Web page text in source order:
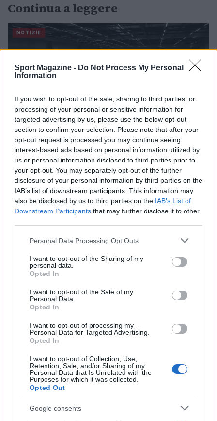
Sport Magazine - Do Not Process My Personal
Information
If you wish to opt-out of the sale, sharing to third parties, or
processing of your personal or sensitive information for
targeted advertising by us, please use the below opt-out
section to confirm your selection. Please note that after your
opt-out request is processed you may continue seeing
interest-based ads based on personal information utilized by
us or personal information disclosed to third parties prior to
your opt-out. You may separately opt-out of the further
disclosure of your personal information by third parties on the
IAB’s list of downstream participants. This information may
also be disclosed by us to third parties on the IAB’s List of
Downstream Participants that may further disclose it to other
Please note that this website/app uses one or more Google
not limited to your visit or usage behaviour. You may click to
grant or deny consent to Google and its third-party tags to
use your data for below specified purposes in below Google
consent section.
Personal Data Processing Opt Outs
I want to opt-out of the Sharing of my
personal data.
Opted In
I want to opt-out of the Sale of my
Personal Data.
Opted In
I want to opt-out of processing my
Personal Data for Targeted Advertising.
Opted In
I want to opt-out of Collection, Use,
Retention, Sale, and/or Sharing of my
Personal Data that Is Unrelated with the
Purposes for which it was collected.
Opted Out
Google consents
Continua a leggere
NOTIZIE
Governo italiano insiste su neutralità tecnologica per
auto elettriche e ibride
Francesca Lombardi · 7 Ago 2026
NOTIZIE
Scoperte carcasse di moto e motori in container
destinati al Senegal
Ilaria Mauri · 4 Ago 2026
NOTIZIE